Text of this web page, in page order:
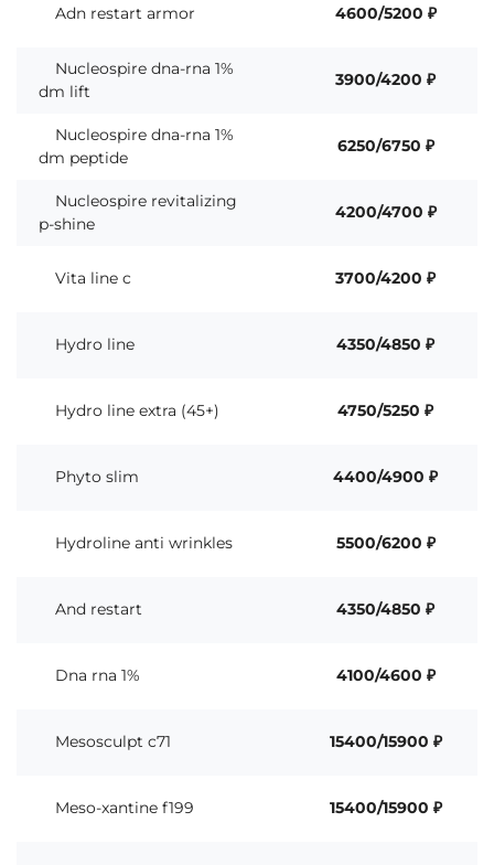
Adn restart armor 4600/5200 ₽
Nucleospire dna-rna 1%
dm lift
3900/4200 ₽
Nucleospire dna-rna 1%
dm peptide
6250/6750 ₽
Nucleospire revitalizing
p-shine
4200/4700 ₽
Vita line c 3700/4200 ₽
Hydro line 4350/4850 ₽
Hydro line extra (45+) 4750/5250 ₽
Phyto slim 4400/4900 ₽
Hydroline anti wrinkles 5500/6200 ₽
And restart 4350/4850 ₽
Dna rna 1% 4100/4600 ₽
Mesosculpt c71 15400/15900 ₽
Meso-xantine f199 15400/15900 ₽